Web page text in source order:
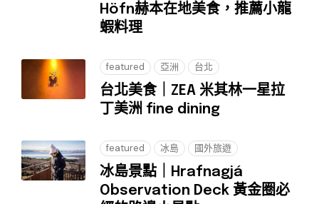
Höfn赫本在地美食，推薦小龍
蝦料理
featured 亞洲 台北
台北美食｜ZEA 米其林一星拉
丁美洲 fine dining
featured 冰島 國外旅遊
冰島景點｜Hrafnagjá
Observation Deck 黃金圈必